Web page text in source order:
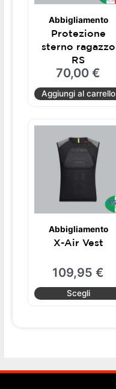
Abbigliamento
Protezione
sterno ragazzo
RS
70,00€
Aggiungi al carrello
Abbigliamento
X-Air Vest
109,95€
Scegli
Questo
prodotto
ha
più
opzioni
essere
scelte
pagina
prodotto